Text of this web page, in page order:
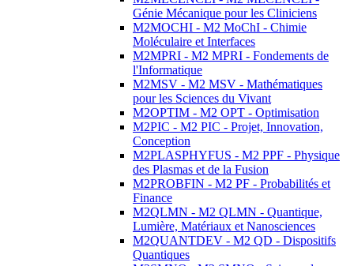
Génie Mécanique pour les Cliniciens
M2MOCHI - M2 MoChI - Chimie
Moléculaire et Interfaces
M2MPRI - M2 MPRI - Fondements de
l'Informatique
M2MSV - M2 MSV - Mathématiques
pour les Sciences du Vivant
M2OPTIM - M2 OPT - Optimisation
M2PIC - M2 PIC - Projet, Innovation,
Conception
M2PLASPHYFUS - M2 PPF - Physique
des Plasmas et de la Fusion
M2PROBFIN - M2 PF - Probabilités et
Finance
M2QLMN - M2 QLMN - Quantique,
Lumière, Matériaux et Nanosciences
M2QUANTDEV - M2 QD - Dispositifs
Quantiques